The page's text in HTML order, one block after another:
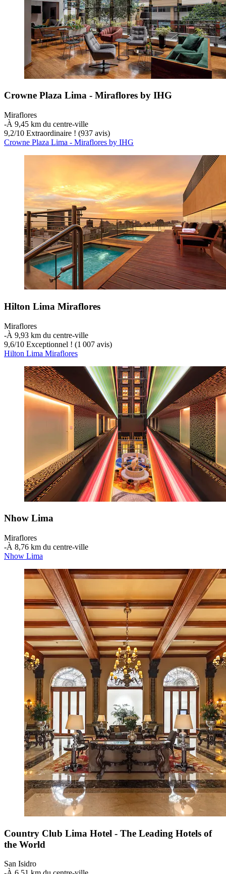
Crowne Plaza Lima - Miraflores by IHG
Miraflores
‐À 9,45 km du centre-ville
9,2/10 Extraordinaire ! (937 avis)
Crowne Plaza Lima - Miraflores by IHG
Hilton Lima Miraflores
Miraflores
‐À 9,93 km du centre-ville
9,6/10 Exceptionnel ! (1 007 avis)
Hilton Lima Miraflores
Nhow Lima
Miraflores
‐À 8,76 km du centre-ville
Nhow Lima
Country Club Lima Hotel - The Leading Hotels of
the World
San Isidro